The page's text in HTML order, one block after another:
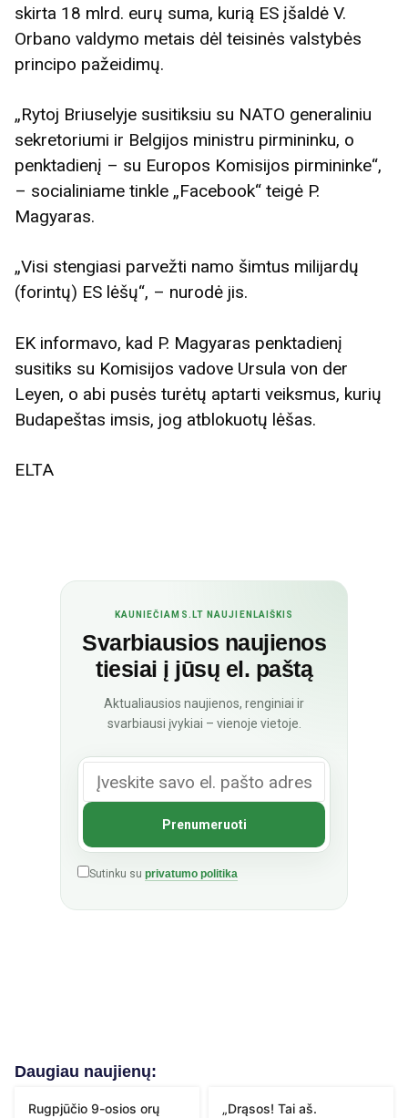
skirta 18 mlrd. eurų suma, kurią ES įšaldė V.
Orbano valdymo metais dėl teisinės valstybės
principo pažeidimų.
„Rytoj Briuselyje susitiksiu su NATO generaliniu
sekretoriumi ir Belgijos ministru pirmininku, o
penktadienį – su Europos Komisijos pirmininke“,
– socialiniame tinkle „Facebook“ teigė P.
Magyaras.
„Visi stengiasi parvežti namo šimtus milijardų
(forintų) ES lėšų“, – nurodė jis.
EK informavo, kad P. Magyaras penktadienį
susitiks su Komisijos vadove Ursula von der
Leyen, o abi pusės turėtų aptarti veiksmus, kurių
Budapeštas imsis, jog atblokuotų lėšas.
ELTA
KAUNIEČIAMS.LT NAUJIENLAIŠKIS
Svarbiausios naujienos
tiesiai į jūsų el. paštą
Aktualiausios naujienos, renginiai ir
svarbiausi įvykiai – vienoje vietoje.
Sutinku su privatumo politika
Daugiau naujienų:
Rugpjūčio 9-osios orų
„Drąsos! Tai aš.